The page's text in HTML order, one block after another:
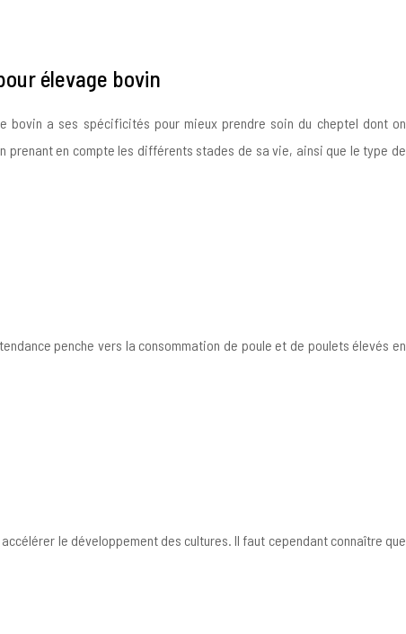
élevage bovin
bovin a ses spécificités pour mieux prendre soin du cheptel dont on
prenant en compte les différents stades de sa vie, ainsi que le type de
penche vers la consommation de poule et de poulets élevés en
le développement des cultures. Il faut cependant connaître que